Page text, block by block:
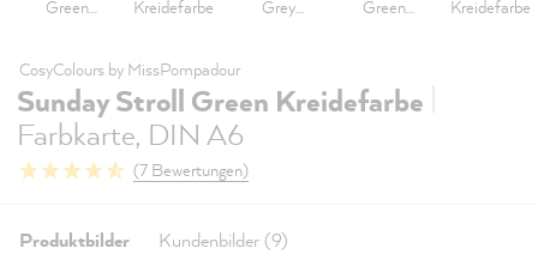
Green
Kreidefarbe
Grey
Green
Kreidefarbe
CosyColours by MissPompadour
Sunday Stroll Green Kreidefarbe
Farbkarte, DIN A6
(7 Bewertungen)
Produktbilder Kundenbilder (9)